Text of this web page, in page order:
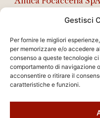
Gestisci
Per fornire le migliori
per memorizzare e/o accedere
consenso a queste tecnologie
comportamento di navigazione
acconsentire o ritirare il
caratteristiche e funzioni.
Numero REA RE –
02876490356
PEC: afsf@legalmail.it